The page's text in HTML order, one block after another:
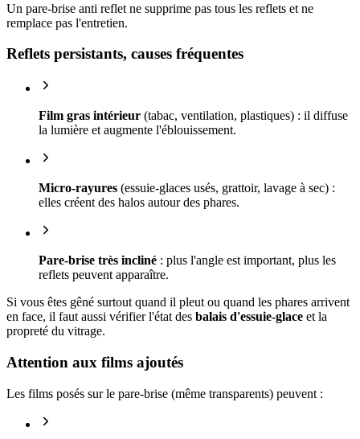
Un pare-brise anti reflet ne supprime pas tous les reflets et ne
remplace pas l'entretien.
Reflets persistants, causes fréquentes
Film gras intérieur (tabac, ventilation, plastiques) : il diffuse
la lumière et augmente l'éblouissement.
Micro-rayures (essuie-glaces usés, grattoir, lavage à sec) :
elles créent des halos autour des phares.
Pare-brise très incliné : plus l'angle est important, plus les
reflets peuvent apparaître.
Si vous êtes gêné surtout quand il pleut ou quand les phares arrivent
en face, il faut aussi vérifier l'état des balais d'essuie-glace et la
propreté du vitrage.
Attention aux films ajoutés
Les films posés sur le pare-brise (même transparents) peuvent :